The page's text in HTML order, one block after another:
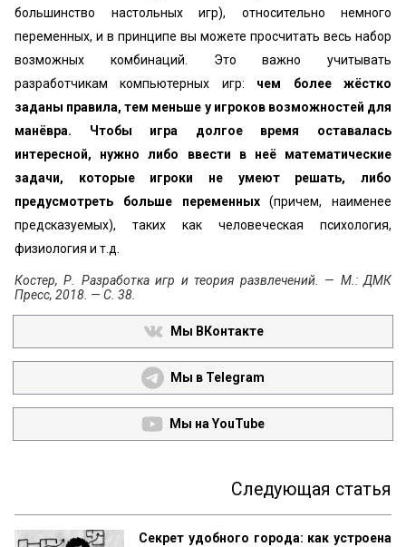
большинство настольных игр), относительно немного
переменных, и в принципе вы можете просчитать весь набор
возможных комбинаций. Это важно учитывать
разработчикам компьютерных игр: чем более жёстко
заданы правила, тем меньше у игроков возможностей для
манёвра. Чтобы игра долгое время оставалась
интересной, нужно либо ввести в неё математические
задачи, которые игроки не умеют решать, либо
предусмотреть больше переменных(причем, наименее
предсказуемых), таких как человеческая психология,
физиология и т.д.
Костер, Р. Разработка игр и теория развлечений. — М.: ДМК
Пресс, 2018. — С. 38.
Мы ВКонтакте
Мы в Telegram
Мы на YouTube
Следующая статья
Секрет удобного города: как устроена